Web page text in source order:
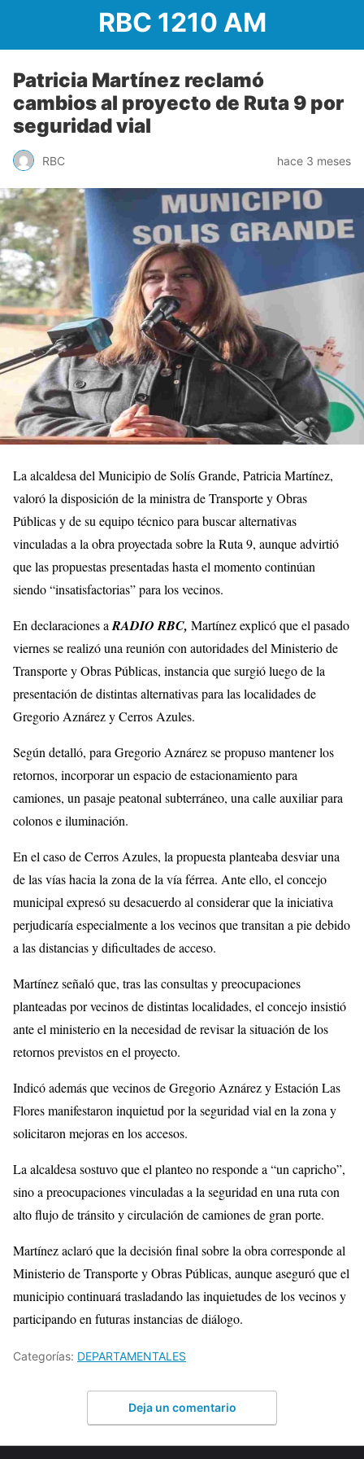
RBC 1210 AM
Patricia Martínez reclamó
cambios al proyecto de Ruta 9 por
seguridad vial
RBC hace 3 meses
La alcaldesa del Municipio deSolís Grande, Patricia Martínez,
valoró la disposición de la ministra de Transporte y Obras
Públicas y de su equipo técnico para buscar alternativas
vinculadas a la obra proyectada sobre la Ruta 9, aunque advirtió
que las propuestas presentadas hasta el momento continúan
siendo “insatisfactorias” para los vecinos.
En declaraciones a RADIO RBC, Martínez explicó que el pasado
viernes se realizó una reunión con autoridades del Ministerio de
Transporte y Obras Públicas, instancia que surgió luego de la
presentación de distintas alternativas para las localidades de
Gregorio AznárezyCerros Azules.
Según detalló, para Gregorio Aznárez se propuso mantener los
retornos, incorporar un espacio de estacionamiento para
camiones, un pasaje peatonal subterráneo, una calle auxiliar para
colonos e iluminación.
En el caso de Cerros Azules, la propuesta planteaba desviar una
de las vías hacia la zona de la vía férrea. Ante ello, el concejo
municipal expresó su desacuerdo al considerar que la iniciativa
perjudicaría especialmente a los vecinos que transitan a pie debido
a las distancias y dificultades de acceso.
Martínez señaló que, tras las consultas y preocupaciones
planteadas por vecinos de distintas localidades, el concejo insistió
ante el ministerio en la necesidad de revisar la situación de los
retornos previstos en el proyecto.
Indicó además que vecinos de Gregorio Aznárez yEstación Las
Floresmanifestaron inquietud por la seguridad vial en la zona y
solicitaron mejoras en los accesos.
La alcaldesa sostuvo que el planteo no responde a “un capricho”,
sino a preocupaciones vinculadas a la seguridad en una ruta con
alto flujo de tránsito y circulación de camiones de gran porte.
Martínez aclaró que la decisión final sobre la obra corresponde al
Ministerio de Transporte y Obras Públicas, aunque aseguró que el
municipio continuará trasladando las inquietudes de los vecinos y
participando en futuras instancias de diálogo.
Categorías: DEPARTAMENTALES
Deja un comentario